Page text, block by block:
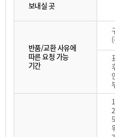
보내실 곳
반품/교환 사유에
따른 요청 가능
기간